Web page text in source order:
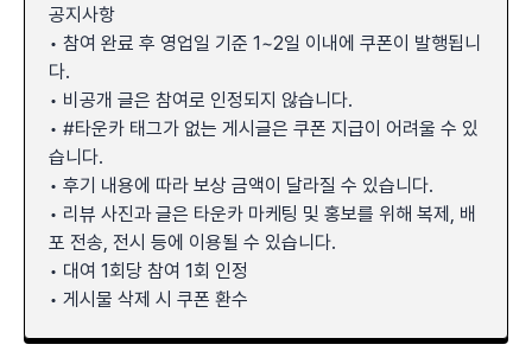
공지사항
• 참여 완료 후 영업일 기준 1~2일 이내에 쿠폰이 발행됩니
다.
• 비공개 글은 참여로 인정되지 않습니다.
• #타운카 태그가 없는 게시글은 쿠폰 지급이 어려울 수 있
습니다.
• 후기 내용에 따라 보상 금액이 달라질 수 있습니다.
• 리뷰 사진과 글은 타운카 마케팅 및 홍보를 위해 복제, 배
포 전송, 전시 등에 이용될 수 있습니다.
• 대여 1회당 참여 1회 인정
• 게시물 삭제 시 쿠폰 환수